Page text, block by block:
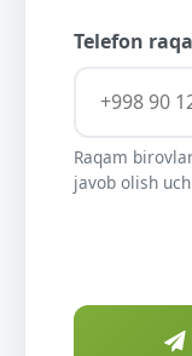
Telefon
Raqam
javob olish